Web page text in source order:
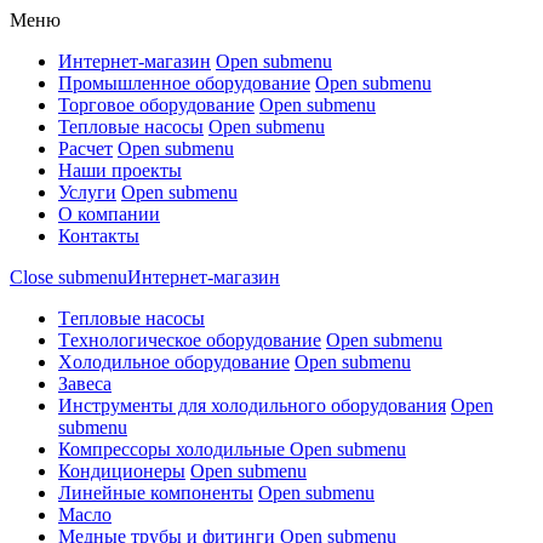
Меню
Интернет-магазин Open submenu
Промышленное оборудование Open submenu
Торговое оборудование Open submenu
Тепловые насосы Open submenu
Расчет Open submenu
Наши проекты
Услуги Open submenu
О компании
Контакты
Close submenuИнтернет-магазин
Tепловые насосы
Tехнологическое оборудование Open submenu
Xолодильное оборудование Open submenu
Завеса
Инструменты для холодильного оборудования Open
submenu
Компрессоры холодильные Open submenu
Кондиционеры Open submenu
Линейные компоненты Open submenu
Масло
Медные трубы и фитинги Open submenu